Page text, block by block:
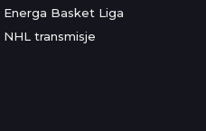
Energa Basket Liga
NHL transmisje